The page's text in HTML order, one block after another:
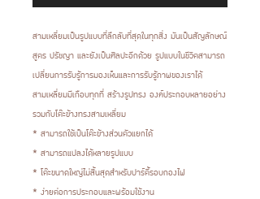
สามเหลี่ยมเป็นรูปแบบที่ลึกลับที่สุดในทุกสิ่ง มันเป็นสัญลักษณ์
สูตร ปรัชญา และยังเป็นศิลปะอีกด้วย รูปแบบในชีวิตสามารถ
เปลี่ยนการรับรู้การมองเห็นและการรับรู้ภาพของเราได้
สามเหลี่ยมมีเกือบทุกที่ สร้างรูปทรง องค์ประกอบหลายอย่าง
รวมกับโต๊ะข้างทรงสามเหลี่ยม
* สามารถใช้เป็นโต๊ะข้างส่วนตัวแยกได้
* สามารถแปลงได้หลายรูปแบบ
* โต๊ะขนาดใหญ่ไม่สิ้นสุดสำหรับปาร์ตี้รอบกองไฟ
* ง่ายต่อการประกอบและพร้อมใช้งาน